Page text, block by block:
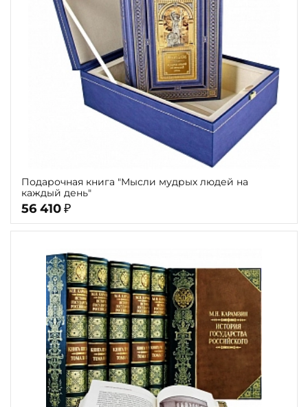
Подарочная книга "Мысли мудрых людей на
каждый день"
56 410 ₽